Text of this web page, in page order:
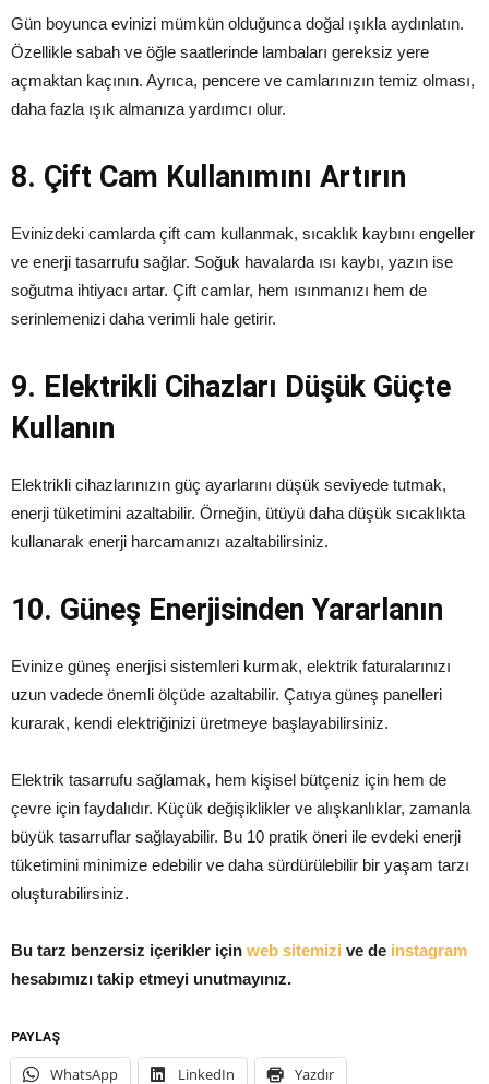
Gün boyunca evinizi mümkün olduğunca doğal ışıkla aydınlatın.
Özellikle sabah ve öğle saatlerinde lambaları gereksiz yere
açmaktan kaçının. Ayrıca, pencere ve camlarınızın temiz olması,
daha fazla ışık almanıza yardımcı olur.
8. Çift Cam Kullanımını Artırın
Evinizdeki camlarda çift cam kullanmak, sıcaklık kaybını engeller
ve enerji tasarrufu sağlar. Soğuk havalarda ısı kaybı, yazın ise
soğutma ihtiyacı artar. Çift camlar, hem ısınmanızı hem de
serinlemenizi daha verimli hale getirir.
9. Elektrikli Cihazları Düşük Güçte
Kullanın
Elektrikli cihazlarınızın güç ayarlarını düşük seviyede tutmak,
enerji tüketimini azaltabilir. Örneğin, ütüyü daha düşük sıcaklıkta
kullanarak enerji harcamanızı azaltabilirsiniz.
10. Güneş Enerjisinden Yararlanın
Evinize güneş enerjisi sistemleri kurmak, elektrik faturalarınızı
uzun vadede önemli ölçüde azaltabilir. Çatıya güneş panelleri
kurarak, kendi elektriğinizi üretmeye başlayabilirsiniz.
Elektrik tasarrufu sağlamak, hem kişisel bütçeniz için hem de
çevre için faydalıdır. Küçük değişiklikler ve alışkanlıklar, zamanla
büyük tasarruflar sağlayabilir. Bu 10 pratik öneri ile evdeki enerji
tüketimini minimize edebilir ve daha sürdürülebilir bir yaşam tarzı
oluşturabilirsiniz.
Bu tarz benzersiz içerikler için web sitemizi ve de instagram
hesabımızı takip etmeyi unutmayınız.
PAYLAŞ
WhatsApp LinkedIn Yazdır